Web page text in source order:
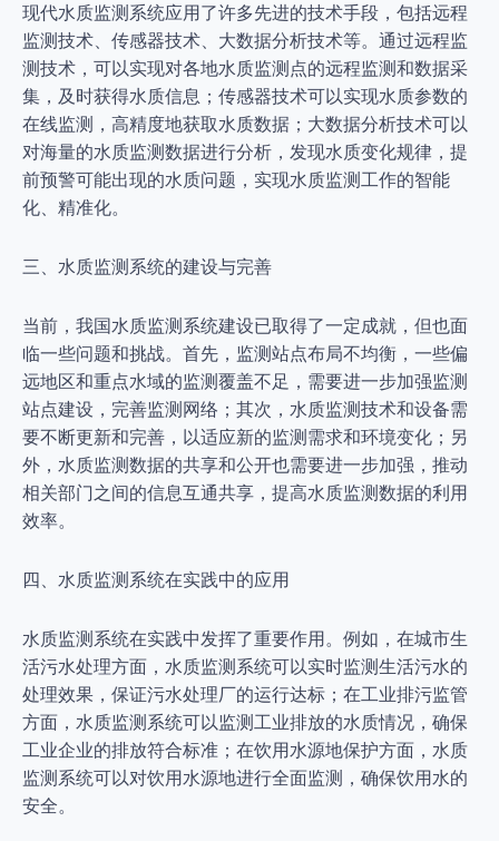
现代水质监测系统应用了许多先进的技术手段，包括远程
监测技术、传感器技术、大数据分析技术等。通过远程监
测技术，可以实现对各地水质监测点的远程监测和数据采
集，及时获得水质信息；传感器技术可以实现水质参数的
在线监测，高精度地获取水质数据；大数据分析技术可以
对海量的水质监测数据进行分析，发现水质变化规律，提
前预警可能出现的水质问题，实现水质监测工作的智能
化、精准化。
三、水质监测系统的建设与完善
当前，我国水质监测系统建设已取得了一定成就，但也面
临一些问题和挑战。首先，监测站点布局不均衡，一些偏
远地区和重点水域的监测覆盖不足，需要进一步加强监测
站点建设，完善监测网络；其次，水质监测技术和设备需
要不断更新和完善，以适应新的监测需求和环境变化；另
外，水质监测数据的共享和公开也需要进一步加强，推动
相关部门之间的信息互通共享，提高水质监测数据的利用
效率。
四、水质监测系统在实践中的应用
水质监测系统在实践中发挥了重要作用。例如，在城市生
活污水处理方面，水质监测系统可以实时监测生活污水的
处理效果，保证污水处理厂的运行达标；在工业排污监管
方面，水质监测系统可以监测工业排放的水质情况，确保
工业企业的排放符合标准；在饮用水源地保护方面，水质
监测系统可以对饮用水源地进行全面监测，确保饮用水的
安全。